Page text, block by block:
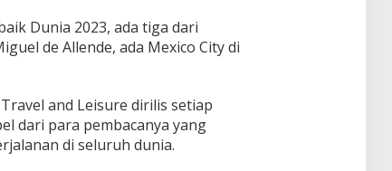
Dunia 2023, ada tiga dari
de Allende, ada Mexico City di
and Leisure dirilis setiap
dari para pembacanya yang
di seluruh dunia.